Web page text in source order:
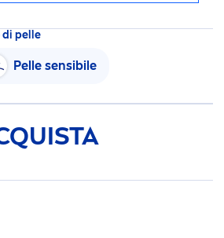
di pelle
Pelle sensibile